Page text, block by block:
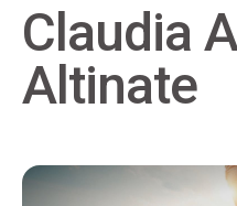
Claudia
Altinate